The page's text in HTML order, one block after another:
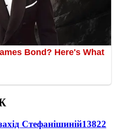
Стефанішиній13822